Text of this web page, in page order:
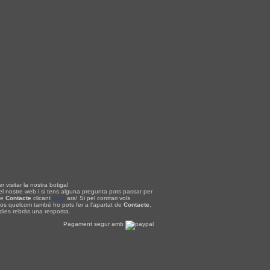
visitar la nostra botiga!
nostre web i si tens alguna pregunta pots passar per
Contacte clicantaquí ara! Si pel contrari vols
quelcom també ho pots fer a l'apartat de Contacte
rebràs una resposta.
Pagament segur amb